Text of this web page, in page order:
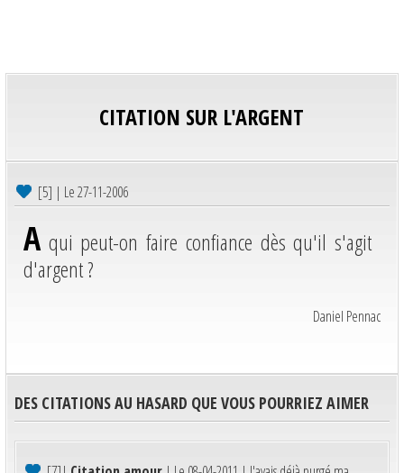
CITATION SUR L'ARGENT
[5] | Le 27-11-2006
Aqui peut-on faire confiance dès qu'il s'agit
d'argent ?
Daniel Pennac
DES CITATIONS AU HASARD QUE VOUS POURRIEZ AIMER